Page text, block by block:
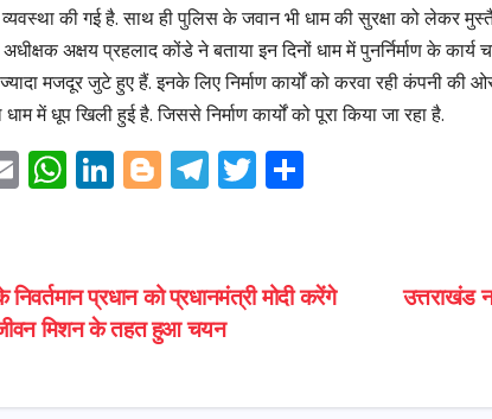
की गई है. साथ ही पुलिस के जवान भी धाम की सुरक्षा को लेकर
अक्षय प्रहलाद कोंडे ने बताया इन दिनों धाम में पुनर्निर्माण के
मजदूर जुटे हुए हैं. इनके लिए निर्माण कार्यों को करवा रही कंपनी
में धूप खिली हुई है. जिससे निर्माण कार्यों को पूरा किया जा रहा है.
E
l
W
ts
A
p
Li
e
dI
Bl
g
e
T
gr
a
T
t
e
उत्तराखंड
निवर्तमान प्रधान को प्रधानमंत्री मोदी करेंगे
मिशन के तहत हुआ चयन